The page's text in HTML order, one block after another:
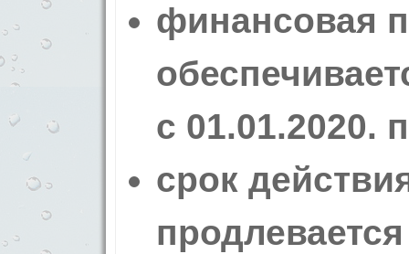
финансовая
с 01.01.2020.
срок